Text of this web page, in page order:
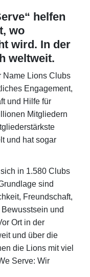
helfen
wo
wird. In der
weltweit.
Name Lions Clubs
Engagement,
und Hilfe für
Mitgliedern
und hat sogar
in 1.580 Clubs
sind
Freundschaft,
und
Ort in der
und über die
die Lions mit viel
Serve: Wir